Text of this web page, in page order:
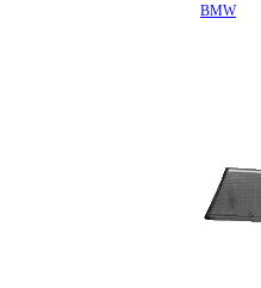
BMW